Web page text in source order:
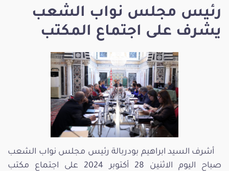
رئيس مجلس نواب الشعب
يشرف على اجتماع المكتب
أشرف السيد ابراهيم بودربالة رئيس مجلس نواب الشعب
صباح اليوم الاثنين 28 أكتوبر 2024 على اجتماع مكتب